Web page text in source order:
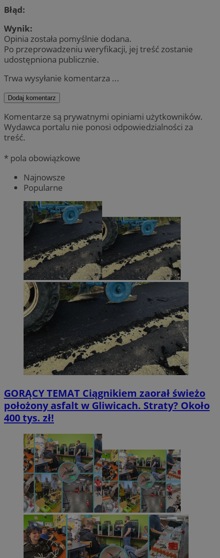
Błąd:
Wynik:
Opinia została pomyślnie dodana.
Po przeprowadzeniu weryfikacji, jej treść zostanie
udostępniona publicznie.
Trwa wysyłanie komentarza ...
Dodaj komentarz
Komentarze są prywatnymi opiniami użytkowników.
Wydawca portalu nie ponosi odpowiedzialności za
treść.
* pola obowiązkowe
Najnowsze
Popularne
GORĄCY TEMAT Ciągnikiem zaorał świeżo
położony asfalt w Gliwicach. Straty? Około
400 tys. zł!